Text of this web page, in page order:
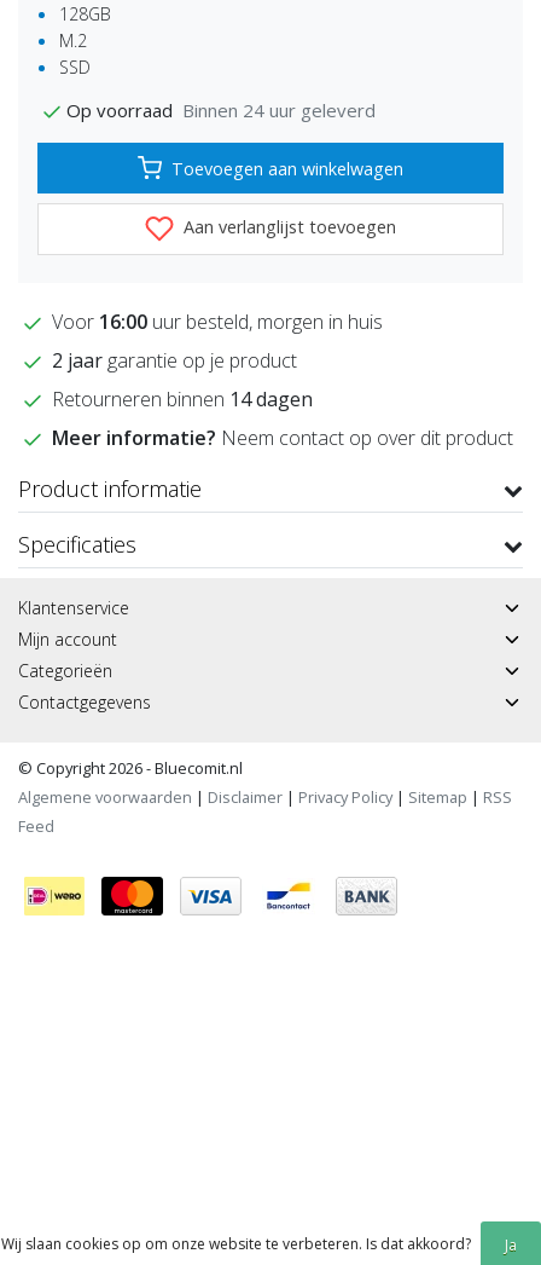
128GB
M.2
SSD
Op voorraad Binnen 24 uur geleverd
Toevoegen aan winkelwagen
Aan verlanglijst toevoegen
Voor 16:00 uur besteld, morgen in huis
2 jaargarantie op je product
Retourneren binnen 14 dagen
Meer informatie? Neem contact op over dit product
Product informatie
Specificaties
Klantenservice
Mijn account
Categorieën
Contactgegevens
© Copyright 2026 - Bluecomit.nl
Algemene voorwaarden | Disclaimer | Privacy Policy| Sitemap | RSS
Feed
Wij slaan cookies op om onze website te verbeteren. Is dat akkoord? Ja